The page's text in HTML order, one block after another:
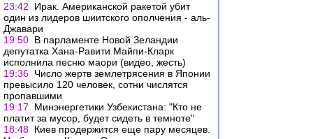
23:42
Ирак. Американской ракетой убит
один из лидеров шиитского ополчения - аль-
Джавари
19:50 В парламенте Новой Зеландии
депутатка Хана-Равити Майпи-Кларк
исполнила песню маори (видео, жесть)
19:36 Число жертв землетрясения в Японии
превысило 120 человек, сотни числятся
пропавшими
19:17
Минэнергетики Узбекистана: "Кто не
платит за мусор, будет сидеть в темноте"
18:48 Киев продержится еще пару месяцев.